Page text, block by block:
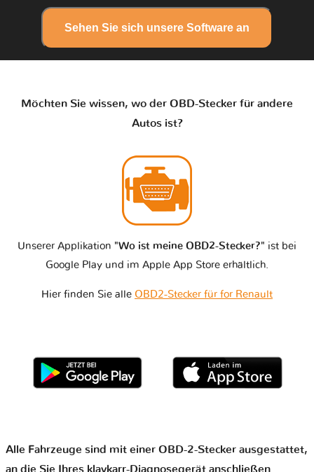
Sehen Sie sich unsere Software an
Möchten Sie wissen, wo der OBD-Stecker für andere
Autos ist?
Unserer Applikation "Wo ist meine OBD2-Stecker?" ist bei
Google Play und im Apple App Store erhältlich.
Hier finden Sie alle OBD2-Stecker für for Renault
Alle Fahrzeuge sind mit einer OBD-2-Stecker ausgestattet,
an die Sie Ihres klavkarr-Diagnosegerät anschließen